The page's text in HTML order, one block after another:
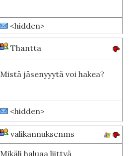
<hidden>
Thantta
Mistä jäsenyyytä voi hakea?
<hidden>
valikannuksenms
Mikäli haluaa liittyä